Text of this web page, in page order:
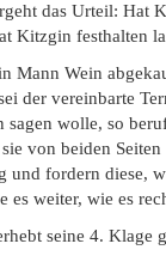
das Urteil: Hat
Kitzgin festhalten
Mann Wein
der vereinbarte
wolle, so
von beiden
und fordern diese,
weiter, wie es
seine 4. Klage